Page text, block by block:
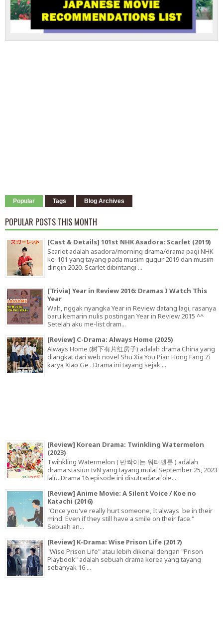
Popular Tags Blog Archives
POPULAR POSTS THIS MONTH
[Cast & Details] 101st NHK Asadora: Scarlet (2019)
Scarlet adalah asadora/morning drama/drama pagi NHK
ke-101 yang tayang pada musim gugur 2019 dan musim
dingin 2020. Scarlet dibintangi ...
[Trivia] Year in Review 2016: Dramas I Watch This
Year
Wah, nggak nyangka Year in Review datang lagi, rasanya
baru kemarin nulis postingan Year in Review 2015 ^^
Setelah aku me-list dram...
[Review] C-Drama: Always Home (2025)
Always Home (树下有片红房子) adalah drama China yang
diangkat dari web novel Shu Xia You Pian Hong Fang Zi
karya Xiao Ge . Drama ini tayang sejak ...
[Review] Korean Drama: Twinkling Watermelon
(2023)
Twinkling Watermelon ( 반짝이는 워터멜론 ) adalah
drama stasiun tvN yang tayang mulai September 25, 2023
lalu. Drama 16 episode ini disutradarai ole...
[Review] Anime Movie: A Silent Voice / Koe no
Katachi (2016)
"Once you've really hurt someone, It always be in their
mind. Even if they still have a smile on their face."
Sebuah an...
[Review] K-Drama: Wise Prison Life (2017)
"Wise Prison Life" atau lebih dikenal dengan "Prison
Playbook" adalah sebuah drama korea yang tayang
sebanyak 16 ...